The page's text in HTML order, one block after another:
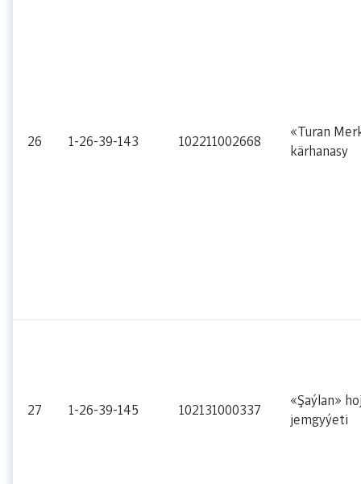
26 1-26-39-143 102211002668
«Turan
kärhanasy
27 1-26-39-145 102131000337
«Şaýlan»
jemgyýeti